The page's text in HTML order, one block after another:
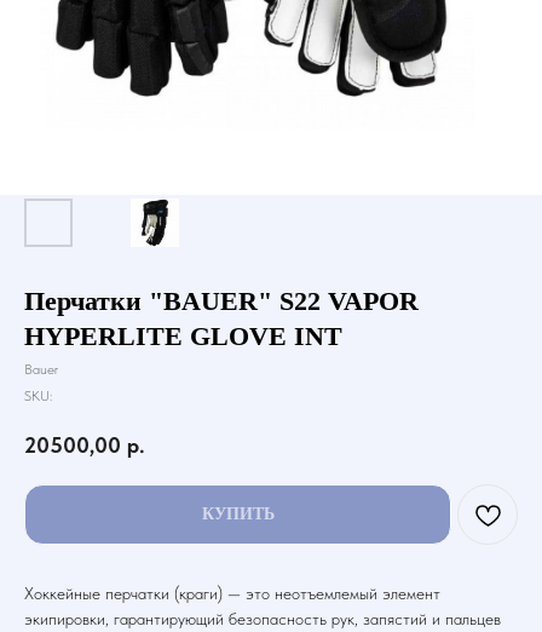
Перчатки "BAUER" S22 VAPOR
HYPERLITE GLOVE INT
Bauer
SKU:
20500,00 р.
КУПИТЬ
Хоккейные перчатки (краги) — это неотъемлемый элемент
экипировки, гарантирующий безопасность рук, запястий и пальцев